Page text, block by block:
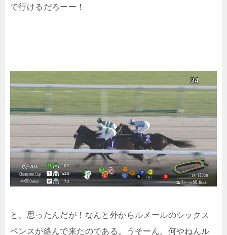
で行けるだろーー！
と、思ったんだが！なんと外からルメールのシックス
ペンスが絡んで来たのである。うそーん。何やねんル